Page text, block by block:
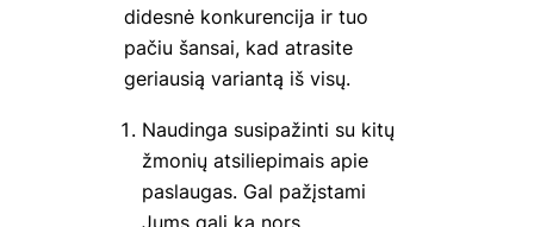
didesnė konkurencija ir tuo
pačiu šansai, kad atrasite
geriausią variantą iš visų.
Naudinga susipažinti su kitų
žmonių atsiliepimais apie
paslaugas. Gal pažįstami
Jums gali ką nors